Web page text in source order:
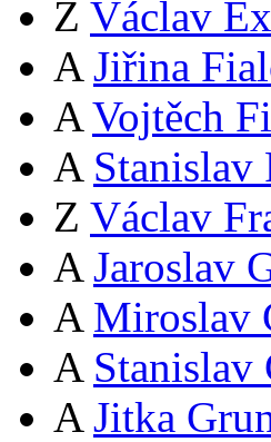
Z Václav
A Jiřina
A Vojtěch
A Stanislav
Z Václav
A Jaroslav
A Miroslav
A Stanislav
A Jitka